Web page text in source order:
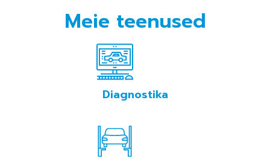
Autoremont ja
hooldus Tallinnas
BRONEERI AEG
Meie teenused
Diagnostika